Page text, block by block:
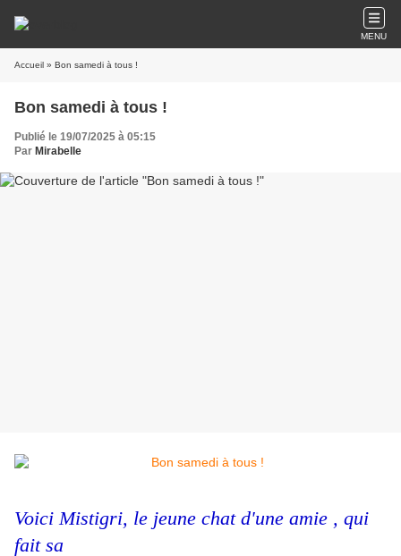
MENU
Accueil » Bon samedi à tous !
Bon samedi à tous !
Publié le 19/07/2025 à 05:15
Par Mirabelle
Voici Mistigri, le jeune chat d'une amie , qui
fait sa